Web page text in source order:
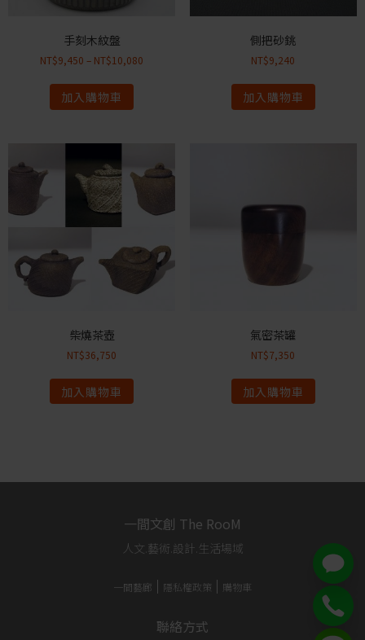
手刻木紋盤
NT$9,450 – NT$10,080
加入購物車
側把砂銚
NT$9,240
加入購物車
柴燒茶壺
NT$36,750
加入購物車
氣密茶罐
NT$7,350
加入購物車
一間文創 The RooM
人文.藝術.設計.生活場域
一間藝廊 隱私權政策 購物車
聯絡方式